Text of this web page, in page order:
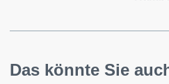
Das könnte Sie